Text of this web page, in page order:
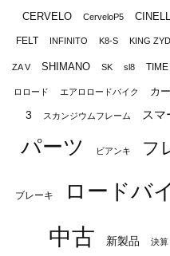
CERVELO CerveloP5 CINELLI
FELT INFINITO K8-S KING
ZA V SHIMANO SK sl8 TIME
ロロード エアロロードバイク カ
3
スカンジウムフレーム スマ
パーツ ビアンキ フ
ブレーキ ロードバ
中古
新製品 決算